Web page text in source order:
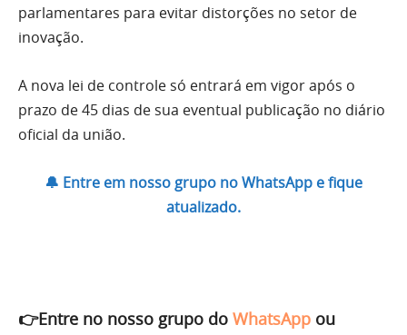
parlamentares para evitar distorções no setor de
inovação.
A nova lei de controle só entrará em vigor após o
prazo de 45 dias de sua eventual publicação no diário
oficial da união.
🔔 Entre em nosso grupo no WhatsApp e fique
atualizado.
👉Entre no nosso grupo do WhatsApp ou